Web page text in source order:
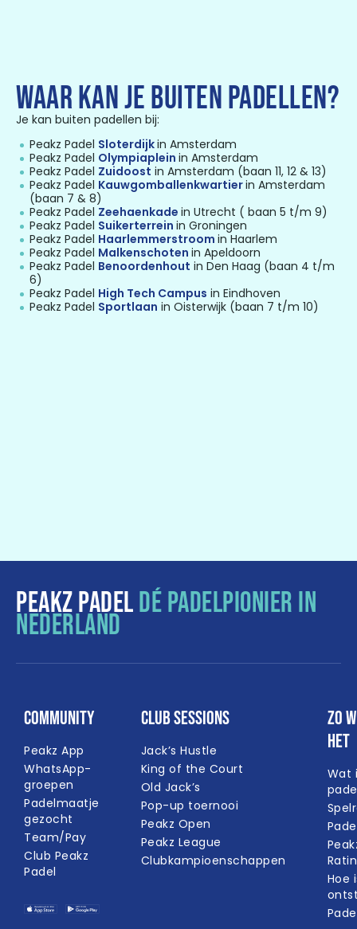
WAAR KAN JE BUITEN PADELLEN?
Je kan buiten padellen bij:
Peakz Padel Sloterdijkin Amsterdam
Peakz Padel Olympiaplein in Amsterdam
Peakz Padel Zuidoost in Amsterdam (baan 11, 12 & 13)
Peakz Padel Kauwgomballenkwartierin Amsterdam
(baan 7 & 8)
Peakz Padel Zeehaenkade in Utrecht ( baan 5 t/m 9)
Peakz Padel Suikerterrein in Groningen
Peakz Padel Haarlemmerstroom in Haarlem
Peakz Padel Malkenschoten in Apeldoorn
Peakz Padel Benoordenhout in Den Haag (baan 4 t/m
6)
Peakz Padel High Tech Campus in Eindhoven
Peakz Padel Sportlaan in Oisterwijk (baan 7 t/m 10)
PEAKZ PADELDÉ PADELPIONIER IN
NEDERLAND
Community
Peakz App
WhatsApp-
groepen
Padelmaatje
gezocht
Team/Pay
Club Peakz
Padel
Club Sessions
Jack’s Hustle
King of the Court
Old Jack’s
Pop-up toernooi
Peakz Open
Peakz League
Clubkampioenschappen
Zo
het
Wat
Hoe